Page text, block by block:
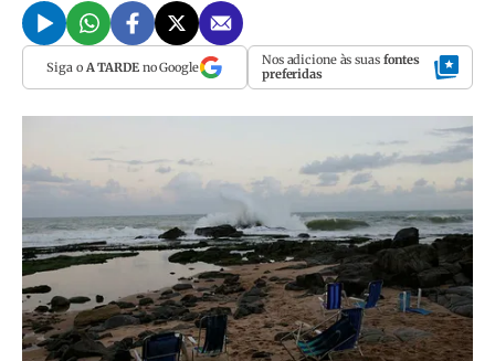
Siga o A TARDEno Google Nos adicione às suas fontes
preferidas